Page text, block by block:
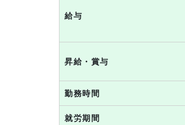
給与
昇給・賞与
勤務時間
就労期間